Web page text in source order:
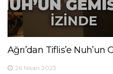
Ağrı’dan Tiflis’e Nuh’un
26 Nisan 2023